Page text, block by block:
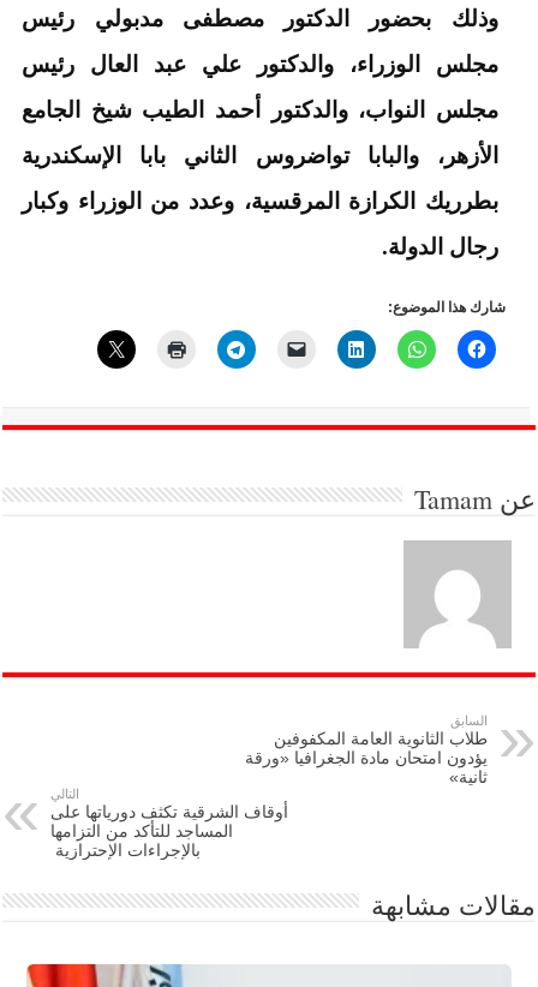
وذلك بحضور الدكتور مصطفى مدبولي رئيس
مجلس الوزراء، والدكتور علي عبد العال رئيس
مجلس النواب، والدكتور أحمد الطيب شيخ الجامع
الأزهر، والبابا تواضروس الثاني بابا الإسكندرية
بطرريك الكرازة المرقسية، وعدد من الوزراء وكبار
رجال الدولة.
شارك هذا الموضوع:
عنTamam
السابق
طلاب الثانوية العامة المكفوفين
يؤدون امتحان مادة الجغرافيا «ورقة
ثانية»
التالي
أوقاف الشرقية تكثف دورياتها على
المساجد للتأكد من التزامها
بالإجراءات الإحترازية
مقالات مشابهة